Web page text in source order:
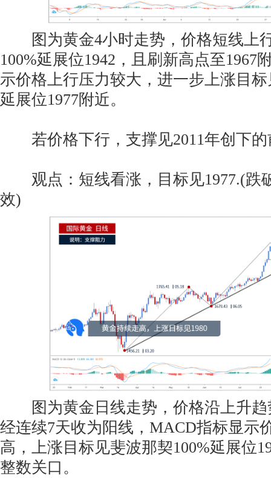
图为黄金4小时走势，价格短线上
100%延展位1942，且刷新高点至1967
示价格上行压力较大，进一步上涨目标
延展位1977附近。
若价格下行，支撑见2011年创下的
观点：短线看涨，目标见1977.(跌
效)
图为黄金日线走势，价格沿上升趋
经连续7天收为阳线，MACD指标显示
高，上涨目标见斐波那契100%延展位
整数关口。